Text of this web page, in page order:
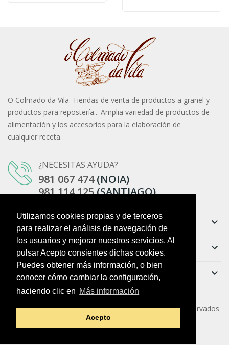
Utilizamos cookies propias y de terceros
para realizar el análisis de navegación de
los usuarios y mejorar nuestros servicios. Al
pulsar Acepto consientes dichas cookies.
Puedes obtener más información, o bien
conocer cómo cambiar la configuración,
haciendo clic en Más información
Acepto
O Colmado da Vila. Tiendas de venta de productos a granel y
productos para repostería... Amplia variedad de productos de
alimentación y los accesorios para la elaboración de
cualquier receta.
¿NECESITAS AYUDA?
981 067 474(NOIA)
981 114 125(SANTIAGO)
Información keyboard_arrow_down
Ayuda keyboard_arrow_down
Boletín keyboard_arrow_down
Copyright ©O Colmado da Vila. Todos los derechos reservados